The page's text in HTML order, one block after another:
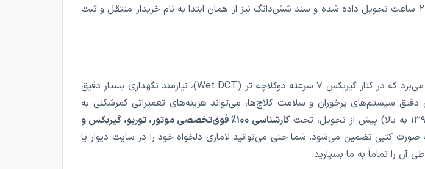
فرآیند واگذاری ما، پس از تایید اعتبارسنجی و پرداخت پیش‌پرداخت، خودرو ظرف ۲۴ ساعت تحویل داده شده و سند شش‌دانگ نیز از همان ابتدا به نام خریدار منتقل و ثبت
پیشرانه ۱.۵ لیتری توربو شارژ لاماری از فناوری پاشش مستقیم سوخت (GDI) بهره می‌برد که در کنار گیربکس ۷ سرعته دوکلاچه تر (Wet DCT)، نیازمند نگهداری بسیار دقیق
سیستم‌های پرخوران و سلامت کلاچ‌ها، می‌تواند هزینه‌های تعمیراتی کمرشکنی به
کارشناسی ۱۰۰٪ فوق‌تخصصی موتور، توربو، گیربکس و
معامله تا سقف ۸۰۰ میلیون تومان به صورت کتبی تضمین می‌شود. شما حتی می‌توانید لاماری دلخواه خود را در سایت دیوار یا
آن را تماماً به ما بسپارید.